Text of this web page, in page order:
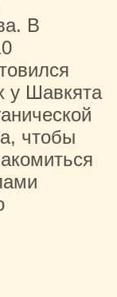
В
у Шавкята
чтобы